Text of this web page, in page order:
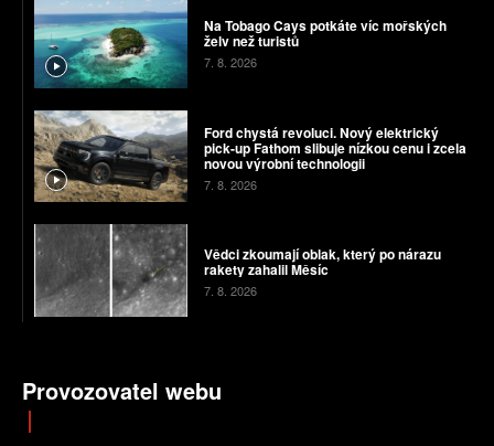
Na Tobago Cays potkáte víc mořských
želv než turistů
7. 8. 2026
Ford chystá revoluci. Nový elektrický
pick-up Fathom slibuje nízkou cenu i zcela
novou výrobní technologii
7. 8. 2026
Vědci zkoumají oblak, který po nárazu
rakety zahalil Měsíc
7. 8. 2026
Provozovatel webu